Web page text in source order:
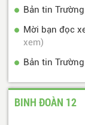
Bản tin
Mời bạn đọc
xem)
Bản tin
BINH ĐOÀN 12